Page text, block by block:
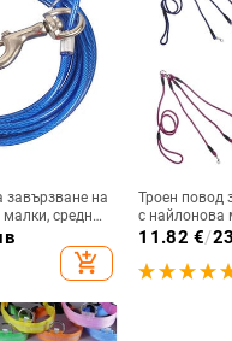
завързване на
малки, средни
фунта -
открито,add_shopping_cart
Троен повод
с найлонова
разходка на
11.82 €/